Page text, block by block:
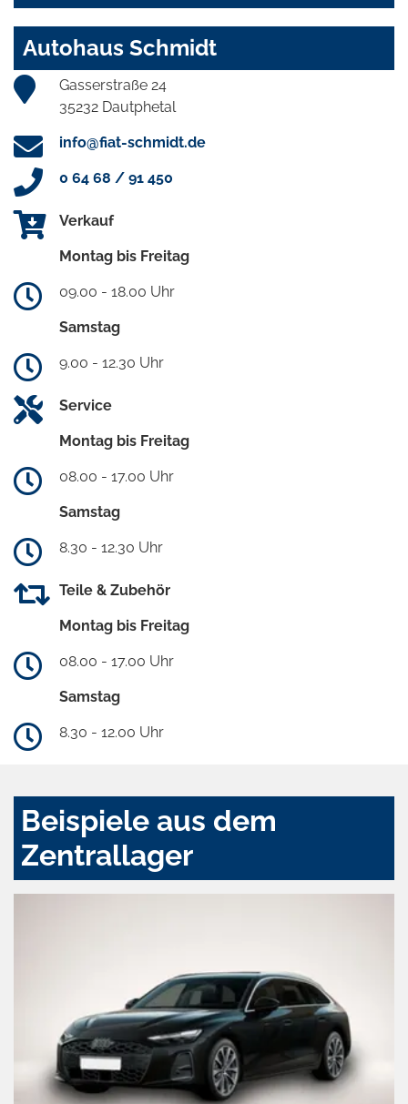
Autohaus Schmidt
Gasserstraße 24
35232 Dautphetal
info@fiat-schmidt.de
0 64 68 / 91 450
Verkauf
Montag bis Freitag
09.00 - 18.00 Uhr
Samstag
9.00 - 12.30 Uhr
Service
Montag bis Freitag
08.00 - 17.00 Uhr
Samstag
8.30 - 12.30 Uhr
Teile & Zubehör
Montag bis Freitag
08.00 - 17.00 Uhr
Samstag
8.30 - 12.00 Uhr
Beispiele aus dem
Zentrallager